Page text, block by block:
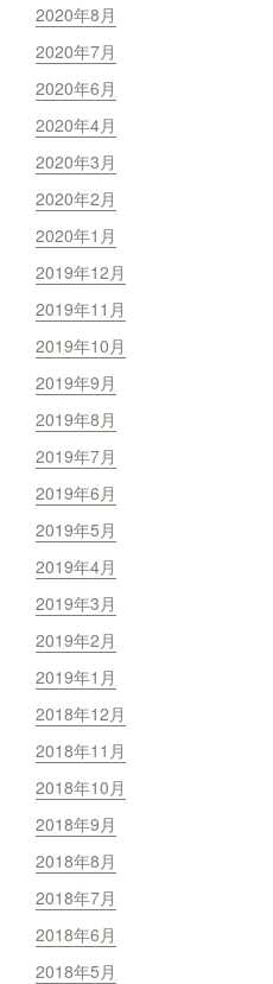
2020年8月
2020年7月
2020年6月
2020年4月
2020年3月
2020年2月
2020年1月
2019年12月
2019年11月
2019年10月
2019年9月
2019年8月
2019年7月
2019年6月
2019年5月
2019年4月
2019年3月
2019年2月
2019年1月
2018年12月
2018年11月
2018年10月
2018年9月
2018年8月
2018年7月
2018年6月
2018年5月